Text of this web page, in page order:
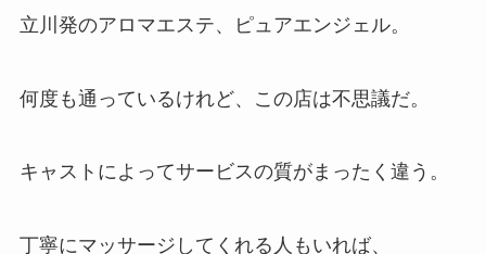
立川発のアロマエステ、ピュアエンジェル。
何度も通っているけれど、この店は不思議だ。
キャストによってサービスの質がまったく違う。
丁寧にマッサージしてくれる人もいれば、